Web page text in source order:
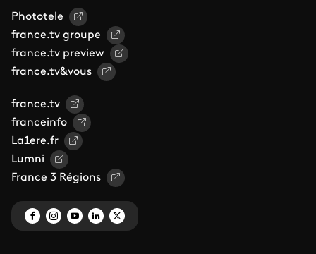
Phototele
france.tv groupe
france.tv preview
france.tv&vous
france.tv
franceinfo
La1ere.fr
Lumni
France 3 Régions